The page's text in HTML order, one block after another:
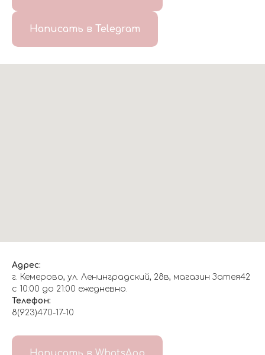
Написать в Telegram
Адрес:
г. Кемерово, ул. Ленинградский, 28в, магазин Затея42
с 10:00 до 21:00 ежедневно.
Телефон:
8(923)470-17-10